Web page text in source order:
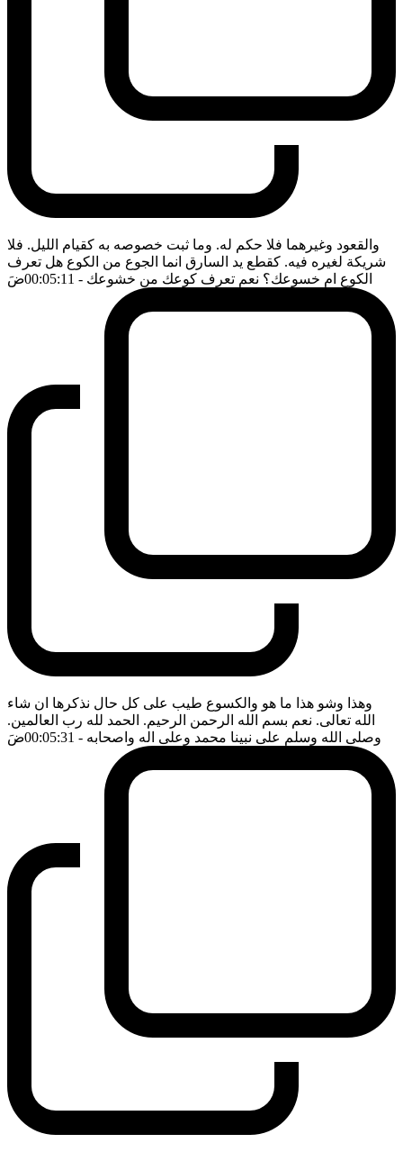
والقعود وغيرهما فلا حكم له. وما ثبت خصوصه به كقيام الليل. فلا
شريكة لغيره فيه. كقطع يد السارق انما الجوع من الكوع هل تعرف
الكوع ام خسوعك؟ نعم تعرف كوعك من خشوعك - 00:05:11 ضَ
وهذا وشو هذا ما هو والكسوع طيب على كل حال نذكرها ان شاء
الله تعالى. نعم بسم الله الرحمن الرحيم. الحمد لله رب العالمين.
وصلى الله وسلم على نبينا محمد وعلى اله واصحابه - 00:05:31 ضَ